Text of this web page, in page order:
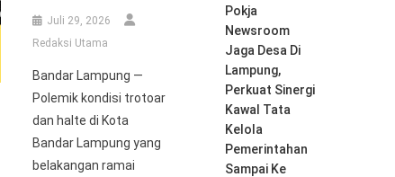
Juli 29, 2026
Redaksi Utama
Bandar Lampung —
Polemik kondisi trotoar
dan halte di Kota
Bandar Lampung yang
belakangan ramai
Pokja
Newsroom
Jaga Desa Di
Lampung,
Perkuat Sinergi
Kawal Tata
Kelola
Pemerintahan
Sampai Ke